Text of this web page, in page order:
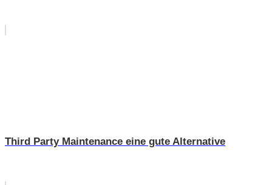
Third Party Maintenance eine gute Alternative